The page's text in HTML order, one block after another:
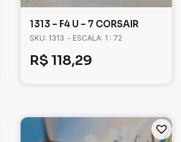
1313 – F4 U – 7 CORSAIR
SKU: 1313 - ESCALA: 1 : 72
R$ 118,29